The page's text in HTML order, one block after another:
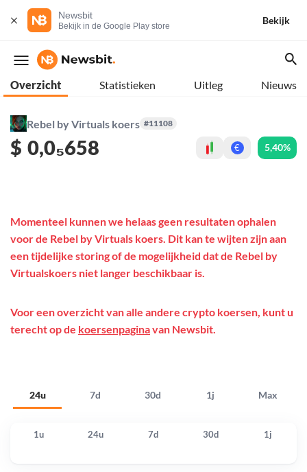
Newsbit
Bekijk in de Google Play store
Bekijk
Overzicht Statistieken Uitleg Nieuws
Rebel by Virtuals koers #11108
$ 0,0₅658 € 5,40%
24u 7d 30d 1j Max
Momenteel kunnen we helaas geen resultaten ophalen
voor de Rebel by Virtuals koers. Dit kan te wijten zijn aan
een tijdelijke storing of de mogelijkheid dat de Rebel by
Virtualskoers niet langer beschikbaar is.
Voor een overzicht van alle andere crypto koersen, kunt u
terecht op de koersenpaginavan Newsbit.
1u 24u 7d 30d 1j